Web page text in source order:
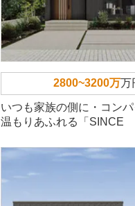
2800~3200万万
いつも家族の側に・コン
温もりあふれる「SINCE